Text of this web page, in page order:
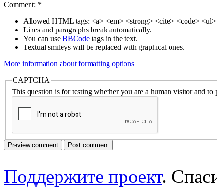
Comment: *
Allowed HTML tags: <a> <em> <strong> <cite> <code>
Lines and paragraphs break automatically.
You can use BBCode tags in the text.
Textual smileys will be replaced with graphical ones.
More information about formatting options
CAPTCHA
This question is for testing whether you are a human visitor and to
Поддержите проект.